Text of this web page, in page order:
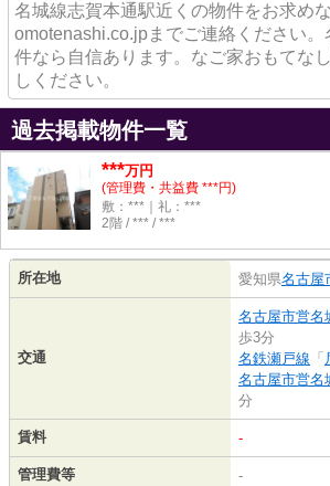
名城線志賀本通駅近くの物件をお求め
omotenashi.co.jpまでご連絡ください。
件なら自信あります。なご家おもてな
しください。
過去掲載物件一覧
***万円
(管理費・共益費 ***円)
敷：***｜礼：***
2階 / *** / ***
所在地 愛知県名古屋
交通
名古屋市営名
歩3分
名鉄瀬戸線 「
名古屋市営名
分
賃料 -
管理費等 -